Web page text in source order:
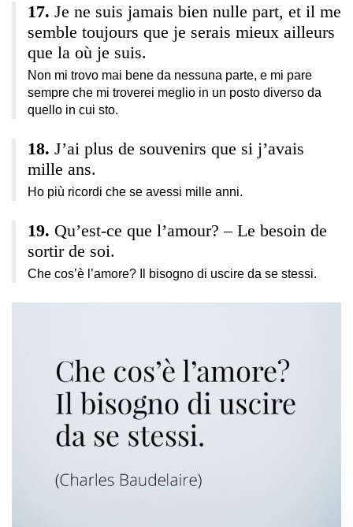
Je ne suis jamais bien nulle part, et il me
semble toujours que je serais mieux ailleurs
que la où je suis.
Non mi trovo mai bene da nessuna parte, e mi pare
sempre che mi troverei meglio in un posto diverso da
quello in cui sto.
J’ai plus de souvenirs que si j’avais
mille ans.
Ho più ricordi che se avessi mille anni.
Qu’est-ce que l’amour? – Le besoin de
sortir de soi.
Che cos’è l’amore? Il bisogno di uscire da se stessi.